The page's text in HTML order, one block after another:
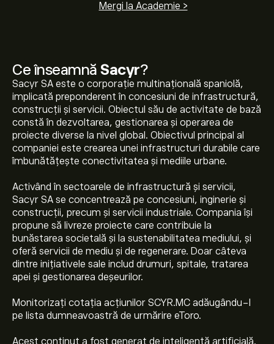
Ce înseamnă Sacyr?
Sacyr SA este o corporație multinațională spaniolă,
implicată preponderent în concesiuni de infrastructură,
construcții și servicii. Obiectul său de activitate de bază
constă în dezvoltarea, gestionarea și operarea de
proiecte diverse la nivel global. Obiectivul principal al
companiei este crearea unei infrastructuri durabile care
îmbunătățește conectivitatea și mediile urbane.
Activând în sectoarele de infrastructură și servicii,
Sacyr SA se concentrează pe concesiuni, inginerie și
construcții, precum și servicii industriale. Compania își
propune să livreze proiecte care contribuie la
bunăstarea societală și la sustenabilitatea mediului, și
oferă servicii de mediu și de regenerare. Doar câteva
dintre inițiativele sale includ drumuri, spitale, tratarea
apei și gestionarea deșeurilor.
Monitorizați cotația acțiunilor SCYR.MC adăugându-l
pe lista dumneavoastră de urmărire eToro.
Acest conținut a fost generat de inteligență artificială.
Mergi la Academie >